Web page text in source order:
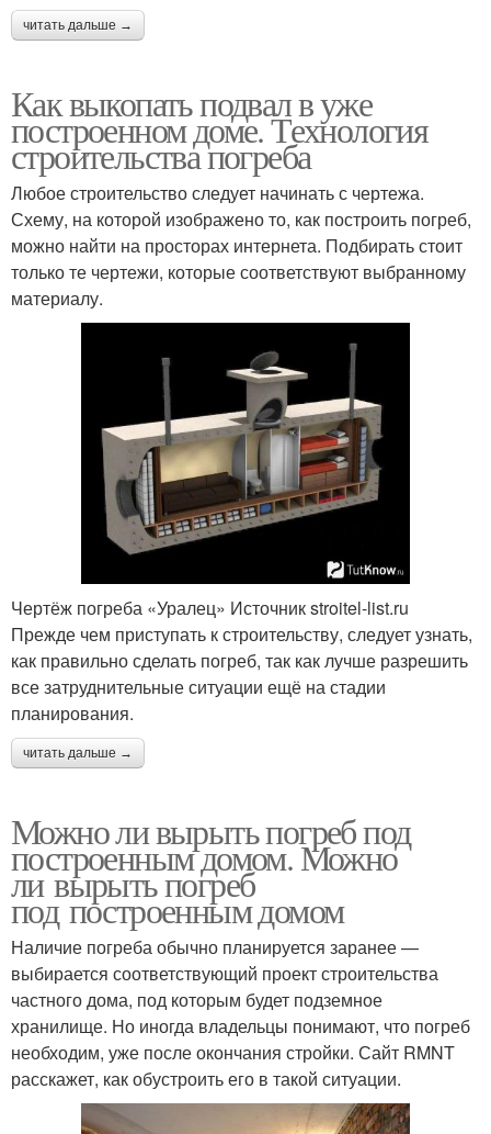
читать дальше →
Как выкопать подвал в уже
построенном доме. Технология
строительства погреба
Любое строительство следует начинать с чертежа.
Схему, на которой изображено то, как построить погреб,
можно найти на просторах интернета. Подбирать стоит
только те чертежи, которые соответствуют выбранному
материалу.
Чертёж погреба «Уралец» Источник stroitel-list.ru
Прежде чем приступать к строительству, следует узнать,
как правильно сделать погреб, так как лучше разрешить
все затруднительные ситуации ещё на стадии
планирования.
читать дальше →
Можно ли вырыть погреб под
построенным домом. Можно
ли вырыть погреб
под построенным домом
Наличие погреба обычно планируется заранее —
выбирается соответствующий проект строительства
частного дома, под которым будет подземное
хранилище. Но иногда владельцы понимают, что погреб
необходим, уже после окончания стройки. Сайт RMNT
расскажет, как обустроить его в такой ситуации.